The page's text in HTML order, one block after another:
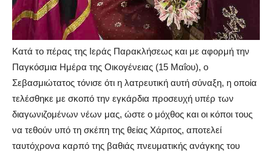
Κατά το πέρας της Ιεράς Παρακλήσεως και με αφορμή την
Παγκόσμια Ημέρα της Οικογένειας (15 Μαΐου), ο
Σεβασμιώτατος τόνισε ότι η λατρευτική αυτή σύναξη, η οποία
τελέσθηκε με σκοπό την εγκάρδια προσευχή υπέρ των
διαγωνιζομένων νέων μας, ώστε ο μόχθος και οι κόποι τους
να τεθούν υπό τη σκέπη της θείας Χάριτος, αποτελεί
ταυτόχρονα καρπό της βαθιάς πνευματικής ανάγκης του